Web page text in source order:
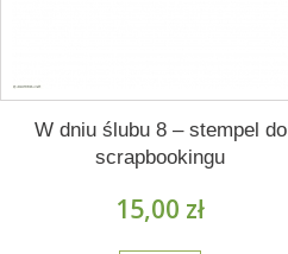
W dniu ślubu 8 – stempel do
scrapbookingu
15,00 zł